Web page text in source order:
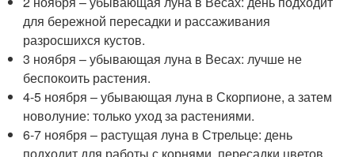
для бережной пересадки и рассаживания
разросшихся кустов.
3 ноября – убывающая луна в Весах: лучше не
беспокоить растения.
4-5 ноября – убывающая луна в Скорпионе, а затем
новолуние: только уход за растениями.
6-7 ноября – растущая луна в Стрельце: день